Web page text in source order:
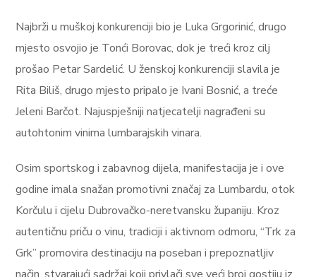
Najbrži u muškoj konkurenciji bio je Luka Grgorinić, drugo
mjesto osvojio je Tonći Borovac, dok je treći kroz cilj
prošao Petar Sardelić. U ženskoj konkurenciji slavila je
Rita Biliš, drugo mjesto pripalo je Ivani Bosnić, a treće
Jeleni Barčot. Najuspješniji natjecatelji nagrađeni su
autohtonim vinima lumbarajskih vinara.
Osim sportskog i zabavnog dijela, manifestacija je i ove
godine imala snažan promotivni značaj za Lumbardu, otok
Korčulu i cijelu Dubrovačko-neretvansku županiju. Kroz
autentičnu priču o vinu, tradiciji i aktivnom odmoru, “Trk za
Grk” promovira destinaciju na poseban i prepoznatljiv